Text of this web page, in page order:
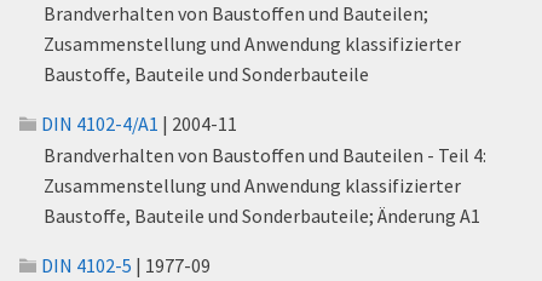
Brandverhalten von Baustoffen und Bauteilen;
Zusammenstellung und Anwendung klassifizierter
Baustoffe, Bauteile und Sonderbauteile
DIN 4102-4/A1 | 2004-11
Brandverhalten von Baustoffen und Bauteilen - Teil 4:
Zusammenstellung und Anwendung klassifizierter
Baustoffe, Bauteile und Sonderbauteile; Änderung A1
DIN 4102-5 | 1977-09